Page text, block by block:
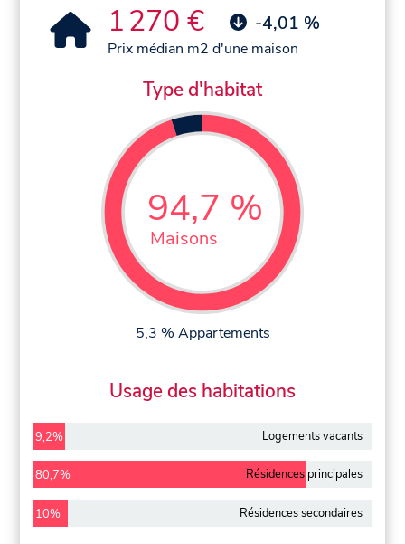
1 270 € -4,01 %
Prix médian m2 d'une maison
Type d'habitat
94,7 %
Maisons
5,3 % Appartements
Usage des habitations
9,2% Logements vacants
80,7% Résidences principales
10% Résidences secondaires